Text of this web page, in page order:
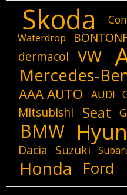
Skoda
Waterdrop
dermacol
VW
Mercedes-
AAA AUTO
AUDI
Mitsubishi Seat
BMW
Dacia Suzuki
Honda Ford